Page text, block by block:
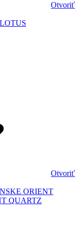
Otvoriť
Otvoriť
ORIENT
QUARTZ